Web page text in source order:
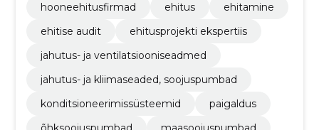
hooneehitusfirmad
ehitus
ehitamine
ehitise audit
ehitusprojekti ekspertiis
jahutus- ja ventilatsiooniseadmed
jahutus- ja kliimaseaded, soojuspumbad
konditsioneerimissüsteemid
paigaldus